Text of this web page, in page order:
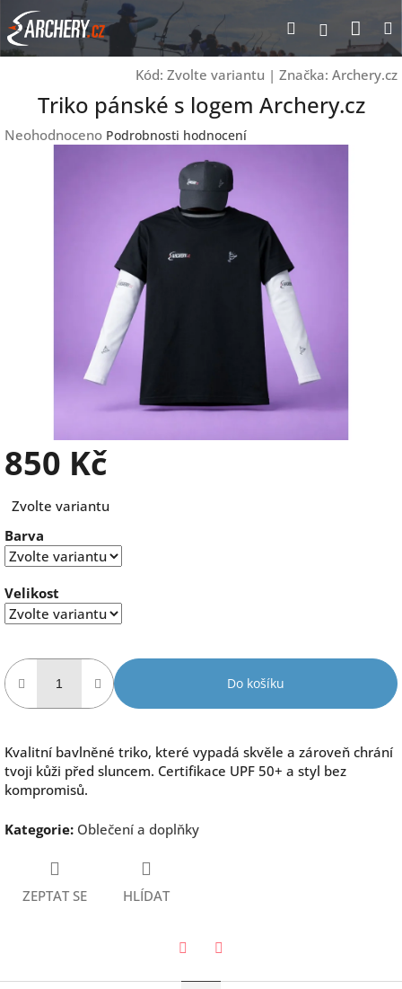
Přejít
na
obsah
Hledat
Kód: Zvolte variantu | Značka: Archery.cz
Triko pánské s logem Archery.cz
Průměrné
Neohodnoceno Podrobnosti hodnocení
850 Kč
cena:
Zvolte variantu
Barva
Velikost
Do košíku
Kvalitní bavlněné triko, které vypadá skvěle a zároveň chrání
tvoji kůži před sluncem. Certifikace UPF 50+ a styl bez
kompromisů.
Kategorie: Oblečení a doplňky
ZEPTAT SE HLÍDAT